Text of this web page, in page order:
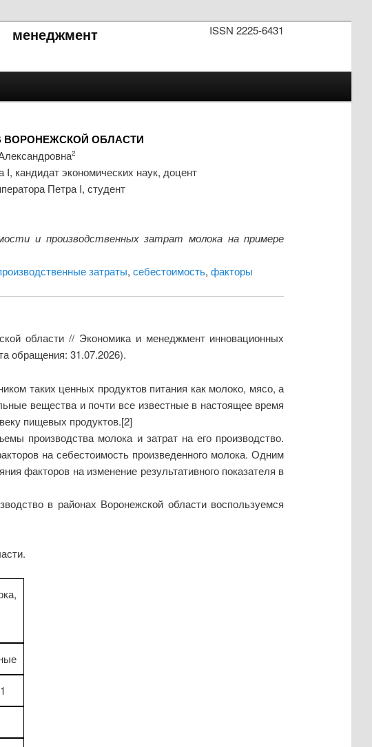
ISSN 2225-6431
ВОРОНЕЖСКОЙ ОБЛАСТИ
2
кандидат экономических наук, доцент
Петра I, студент
и производственных затрат молока на примере
затраты, себестоимость, факторы
области // Экономика и менеджмент инновационных
обращения: 31.07.2026).
таких ценных продуктов питания как молоко, мясо, а
вещества и почти все известные в настоящее время
пищевых продуктов.[2]
производства молока и затрат на его производство.
на себестоимость произведенного молока. Одним
факторов на изменение результативного показателя в
в районах Воронежской области воспользуемся